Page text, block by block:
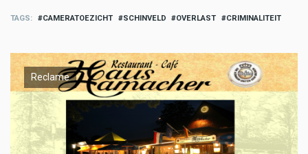
TAGS CAMERATOEZICHT SCHINVELD OVERLAST CRIMINALITEIT
Reclame